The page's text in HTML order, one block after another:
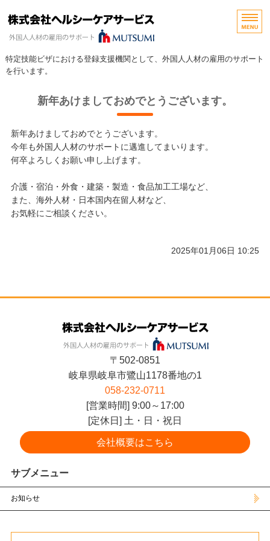
岐阜県岐阜市で介護・
特定技能ビザにおける登録支援機関として、外国人人材の雇用のサポート
を行います。
外国人人材紹介の流れ
お問い合わせ
新年あけましておめでとうございます。
新年あけましておめでとうございます。
今年も外国人人材のサポートに邁進してまいります。
何卒よろしくお願い申し上げます。
介護・宿泊・外食・建築・製造・食品加工工場など、
また、海外人材・日本国内在留人材など、
お気軽にご相談ください。
2025年01月06日 10:25
〒502-0851
岐阜県岐阜市鷺山1178番地の1
058-232-0711
[営業時間] 9:00～17:00
[定休日] 土・日・祝日
会社概要はこちら
サブメニュー
お知らせ